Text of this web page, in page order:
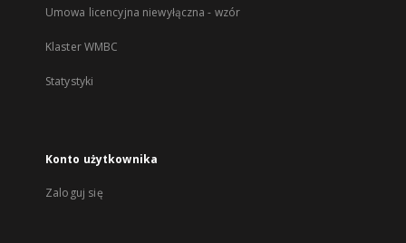
Umowa licencyjna niewyłączna - wzór
Klaster WMBC
Statystyki
Konto użytkownika
Zaloguj się